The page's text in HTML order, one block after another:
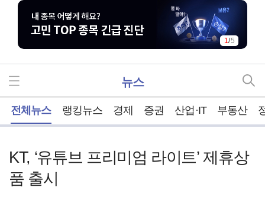
1/5
뉴스
전체뉴스 랭킹뉴스 경제 증권 산업·IT 부동산
KT, ‘유튜브 프리미엄 라이트’ 제휴상
품 출시